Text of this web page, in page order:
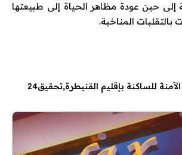
إلى حين عودة مظاهر الحياة إلى طبيعتها
بالتقلبات المناخية.
للساكنة بإقليم القنيطرة تحقيق24